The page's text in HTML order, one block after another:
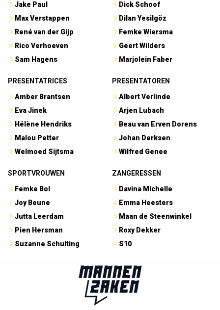
Jake Paul
Max Verstappen
René van der Gijp
Rico Verhoeven
Sam Hagens
Dick Schoof
Dilan Yesilgöz
Femke Wiersma
Geert Wilders
Marjolein Faber
PRESENTATRICES
Amber Brantsen
Eva Jinek
Hélène Hendriks
Malou Petter
Welmoed Sijtsma
PRESENTATOREN
Albert Verlinde
Arjen Lubach
Beau van Erven Dorens
Johan Derksen
Wilfred Genee
SPORTVROUWEN
Femke Bol
Joy Beune
Jutta Leerdam
Pien Hersman
Suzanne Schulting
ZANGERESSEN
Davina Michelle
Emma Heesters
Maan de Steenwinkel
Roxy Dekker
S10